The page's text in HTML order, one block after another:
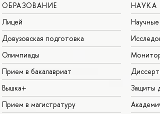
ОБРАЗОВАНИЕ
Лицей
Довузовская подготовка
Олимпиады
Прием в бакалавриат
Вышка+
Прием в магистратуру
НАУКА
Защиты